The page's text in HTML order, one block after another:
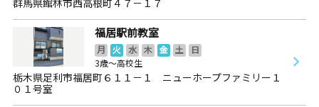
福居駅前教室
月 火 水 木 金 土
日
3歳～高校生
栃木県足利市福居町６１１－１ ニューホープファミリー１
０１号室